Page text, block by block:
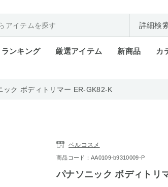
詳細検
ランキング 厳選アイテム 新商品 カ
ック ボディトリマー ER-GK82-K
ベルコスメ
商品コード：AA0109-b9310009-P
パナソニック ボディトリ